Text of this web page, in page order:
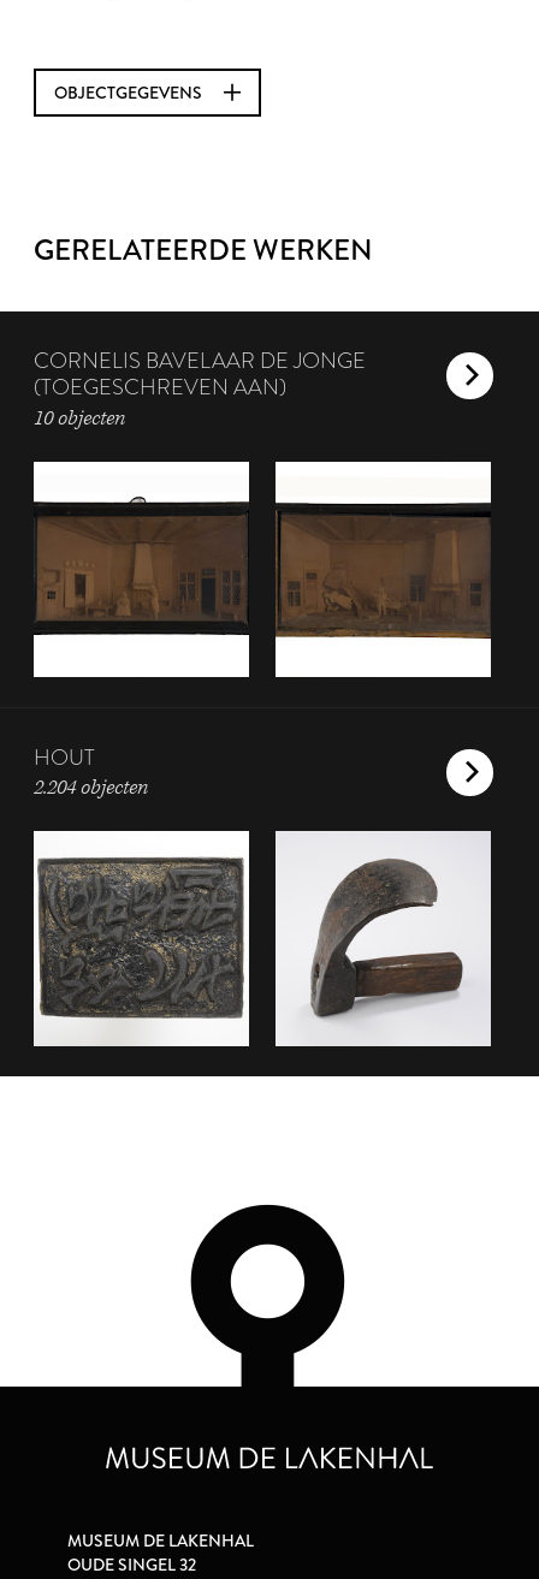
OBJECTGEGEVENS
GERELATEERDE WERKEN
CORNELIS BAVELAAR DE JONGE
(TOEGESCHREVEN AAN)
10 objecten
HOUT
2.204 objecten
MUSEUM DE LAKENHAL
OUDE SINGEL 32